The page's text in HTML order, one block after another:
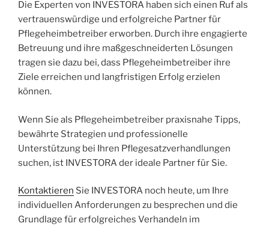
Die Experten von INVESTORA haben sich einen Ruf als
vertrauenswürdige und erfolgreiche Partner für
Pflegeheimbetreiber erworben. Durch ihre engagierte
Betreuung und ihre maßgeschneiderten Lösungen
tragen sie dazu bei, dass Pflegeheimbetreiber ihre
Ziele erreichen und langfristigen Erfolg erzielen
können.
Wenn Sie als Pflegeheimbetreiber praxisnahe Tipps,
bewährte Strategien und professionelle
Unterstützung bei Ihren Pflegesatzverhandlungen
suchen, ist INVESTORA der ideale Partner für Sie.
Kontaktieren Sie INVESTORA noch heute, um Ihre
individuellen Anforderungen zu besprechen und die
Grundlage für erfolgreiches Verhandeln im